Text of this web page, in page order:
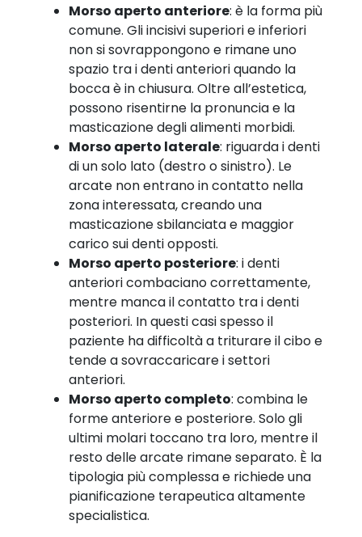
Morso aperto anteriore: è la forma più
comune. Gli incisivi superiori e inferiori
non si sovrappongono e rimane uno
spazio tra i denti anteriori quando la
bocca è in chiusura. Oltre all’estetica,
possono risentirne la pronuncia e la
masticazione degli alimenti morbidi.
Morso aperto laterale: riguarda i denti
di un solo lato (destro o sinistro). Le
arcate non entrano in contatto nella
zona interessata, creando una
masticazione sbilanciata e maggior
carico sui denti opposti.
Morso aperto posteriore: i denti
anteriori combaciano correttamente,
mentre manca il contatto tra i denti
posteriori. In questi casi spesso il
paziente ha difficoltà a triturare il cibo e
tende a sovraccaricare i settori
anteriori.
Morso aperto completo: combina le
forme anteriore e posteriore. Solo gli
ultimi molari toccano tra loro, mentre il
resto delle arcate rimane separato. È la
tipologia più complessa e richiede una
pianificazione terapeutica altamente
specialistica.